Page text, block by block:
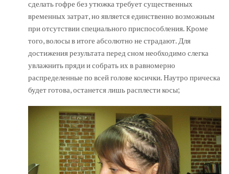
сделать гофре без утюжка требует существенных
временных затрат, но является единственно возможным
при отсутствии специального приспособления. Кроме
того, волосы в итоге абсолютно не страдают. Для
достижения результата перед сном необходимо слегка
увлажнить пряди и собрать их в равномерно
распределенные по всей голове косички. Наутро прическа
будет готова, останется лишь расплести косы;